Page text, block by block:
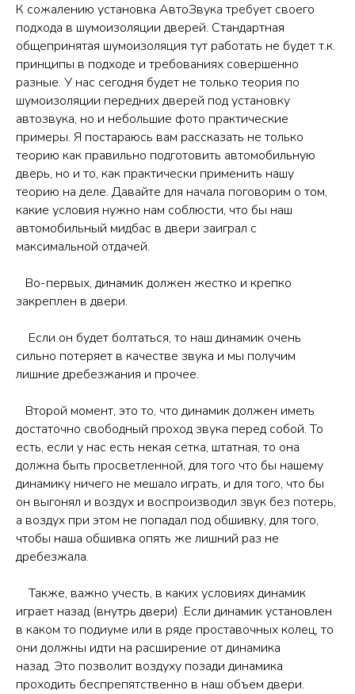
К сожалению установка АвтоЗвука требует своего
подхода в шумоизоляции дверей. Стандартная
общепринятая шумоизоляция тут работать не будет т.к.
принципы в подходе и требованиях совершенно
разные. У нас сегодня будет не только теория по
шумоизоляции передних дверей под установку
автозвука, но и небольшие фото практические
примеры. Я постараюсь вам рассказать не только
теорию как правильно подготовить автомобильную
дверь, но и то, как практически применить нашу
теорию на деле. Давайте для начала поговорим о том,
какие условия нужно нам соблюсти, что бы наш
автомобильный мидбас в двери заиграл с
максимальной отдачей.
Во-первых, динамик должен жестко и крепко
закреплен в двери.
Если он будет болтаться, то наш динамик очень
сильно потеряет в качестве звука и мы получим
лишние дребезжания и прочее.
Второй момент, это то, что динамик должен иметь
достаточно свободный проход звука перед собой. То
есть, если у нас есть некая сетка, штатная, то она
должна быть просветленной, для того что бы нашему
динамику ничего не мешало играть, и для того, что бы
он выгонял и воздух и воспроизводил звук без потерь,
а воздух при этом не попадал под обшивку, для того,
чтобы наша обшивка опять же лишний раз не
дребезжала.
Также, важно учесть, в каких условиях динамик
играет назад (внутрь двери) .Если динамик установлен
в каком то подиуме или в ряде проставочных колец, то
они должны идти на расширение от динамика
назад. Это позволит воздуху позади динамика
проходить беспрепятственно в наш объем двери.